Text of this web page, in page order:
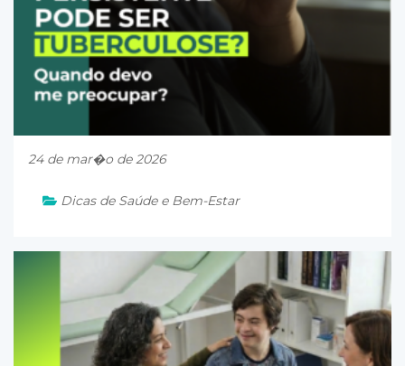
24 de mar�o de 2026
Dicas de Saúde e Bem-Estar